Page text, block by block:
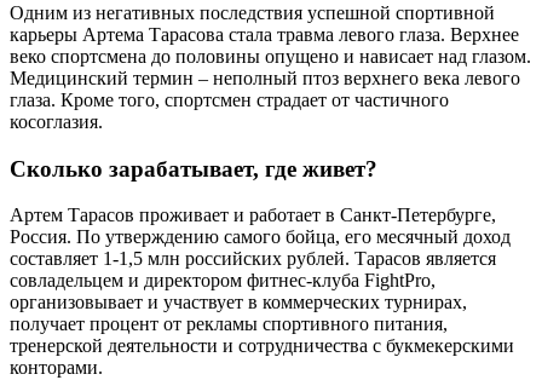
Одним из негативных последствия успешной спортивной
карьеры Артема Тарасова стала травма левого глаза. Верхнее
веко спортсмена до половины опущено и нависает над глазом.
Медицинский термин – неполный птоз верхнего века левого
глаза. Кроме того, спортсмен страдает от частичного
косоглазия.
Сколько зарабатывает, где живет?
Артем Тарасов проживает и работает в Санкт-Петербурге,
Россия. По утверждению самого бойца, его месячный доход
составляет 1-1,5 млн российских рублей. Тарасов является
совладельцем и директором фитнес-клуба FightPro,
организовывает и участвует в коммерческих турнирах,
получает процент от рекламы спортивного питания,
тренерской деятельности и сотрудничества с букмекерскими
конторами.